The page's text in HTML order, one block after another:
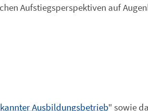
Aufstiegsperspektiven auf
Ausbildungsbetrieb" sowie